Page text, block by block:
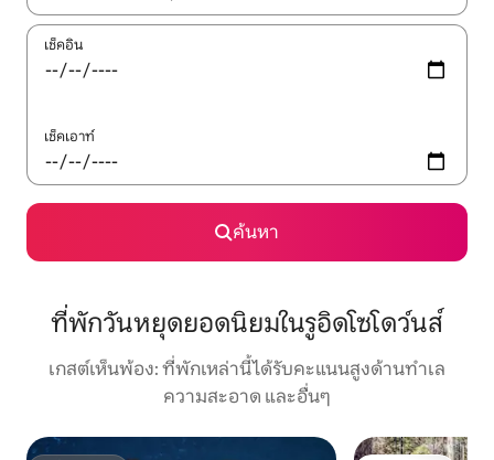
เช็คอิน
เช็คเอาท์
ค้นหา
ที่พักวันหยุดยอดนิยมในรูอิดโซโดว์นส์
เกสต์เห็นพ้อง: ที่พักเหล่านี้ได้รับคะแนนสูงด้านทำเล
ความสะอาด และอื่นๆ